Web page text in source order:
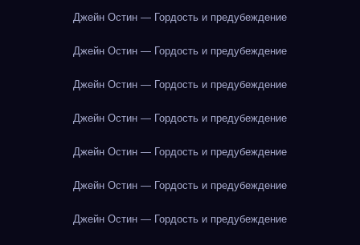
Джейн Остин — Гордость и предубеждение
Джейн Остин — Гордость и предубеждение
Джейн Остин — Гордость и предубеждение
Джейн Остин — Гордость и предубеждение
Джейн Остин — Гордость и предубеждение
Джейн Остин — Гордость и предубеждение
Джейн Остин — Гордость и предубеждение